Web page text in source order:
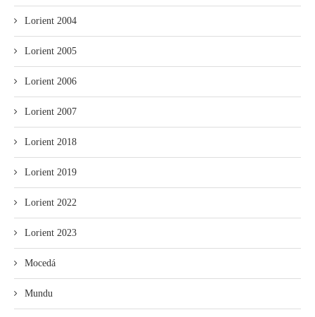
Lorient 2004
Lorient 2005
Lorient 2006
Lorient 2007
Lorient 2018
Lorient 2019
Lorient 2022
Lorient 2023
Mocedá
Mundu